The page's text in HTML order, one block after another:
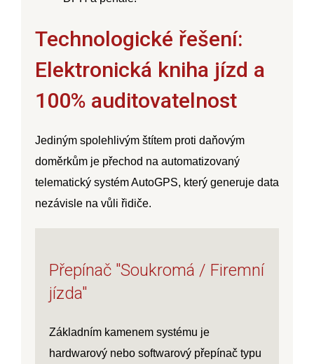
Technologické řešení:
Elektronická kniha jízd a
100% auditovatelnost
Jediným spolehlivým štítem proti daňovým
doměrkům je přechod na automatizovaný
telematický systém AutoGPS, který generuje data
nezávisle na vůli řidiče.
Přepínač "Soukromá / Firemní
jízda"
Základním kamenem systému je
hardwarový nebo softwarový přepínač typu